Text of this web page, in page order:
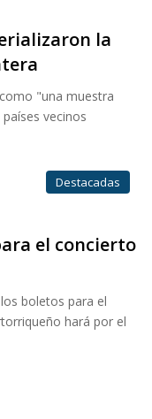
la
"una muestra
vecinos
Destacadas
el concierto
boletos para el
hará por el